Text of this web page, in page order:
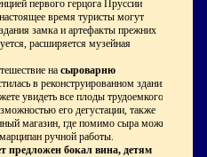
первого герцога Пруссии
время туристы могут
замка и артефакты прежних
расширяется музейная
на сыроварню
в реконструированном здании
увидеть все плоды трудоемкого
его дегустации, также
магазин, где помимо сыра можно
ручной работы.
предложен бокал вина, детям